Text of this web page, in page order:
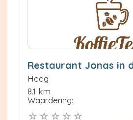
Restaurant Jonas in
Heeg
8.1 km
Waardering: